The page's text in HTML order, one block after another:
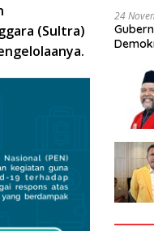
(Sultra)
24